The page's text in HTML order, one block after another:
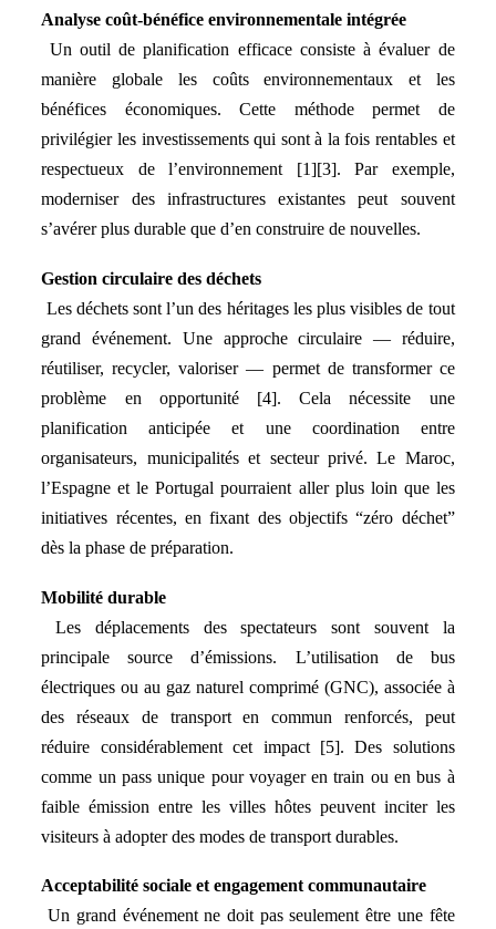
Analyse coût-bénéfice environnementale intégrée
Un outil de planification efficace consiste à évaluer de
manière globale les coûts environnementaux et les
bénéfices économiques. Cette méthode permet de
privilégier les investissements qui sont à la fois rentables et
respectueux de l’environnement [1][3]. Par exemple,
moderniser des infrastructures existantes peut souvent
s’avérer plus durable que d’en construire de nouvelles.
Gestion circulaire des déchets
Les déchets sont l’un des héritages les plus visibles de tout
grand événement. Une approche circulaire — réduire,
réutiliser, recycler, valoriser — permet de transformer ce
problème en opportunité [4]. Cela nécessite une
planification anticipée et une coordination entre
organisateurs, municipalités et secteur privé. Le Maroc,
l’Espagne et le Portugal pourraient aller plus loin que les
initiatives récentes, en fixant des objectifs “zéro déchet”
dès la phase de préparation.
Mobilité durable
Les déplacements des spectateurs sont souvent la
principale source d’émissions. L’utilisation de bus
électriques ou au gaz naturel comprimé (GNC), associée à
des réseaux de transport en commun renforcés, peut
réduire considérablement cet impact [5]. Des solutions
comme un pass unique pour voyager en train ou en bus à
faible émission entre les villes hôtes peuvent inciter les
visiteurs à adopter des modes de transport durables.
Acceptabilité sociale et engagement communautaire
Un grand événement ne doit pas seulement être une fête